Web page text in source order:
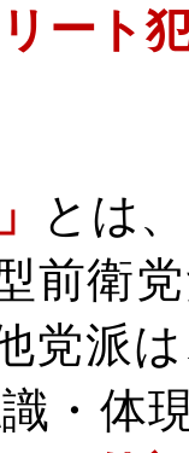
ート
とは
前衛
党派
・体